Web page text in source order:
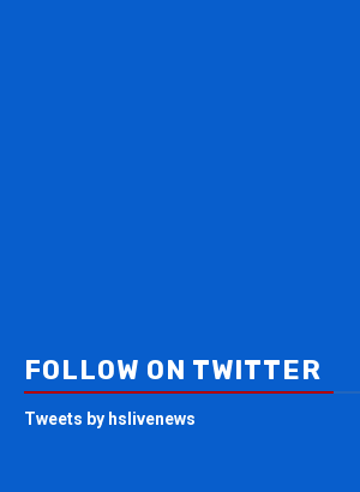
FOLLOW ON TWITTER
Tweets by hslivenews